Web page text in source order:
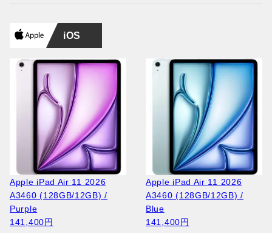
iOS
Apple iPad Air 11 2026
A3460 (128GB/12GB) /
Purple
141,400円
Apple iPad Air 11 2026
A3460 (128GB/12GB) /
Blue
141,400円